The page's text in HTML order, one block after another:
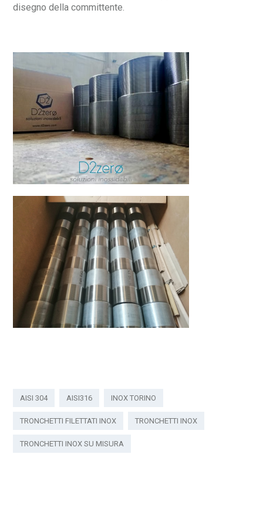
disegno della committente.
AISI 304 AISI316 INOX TORINO
TRONCHETTI FILETTATI INOX TRONCHETTI INOX
TRONCHETTI INOX SU MISURA